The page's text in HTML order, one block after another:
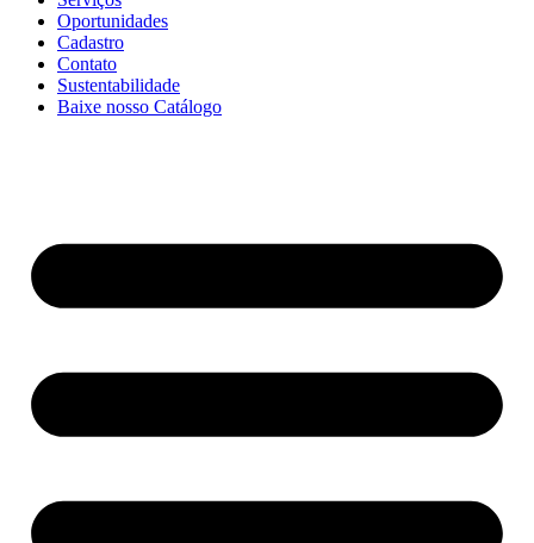
Oportunidades
Cadastro
Contato
Sustentabilidade
Baixe nosso Catálogo